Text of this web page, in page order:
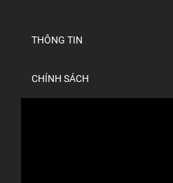
THÔNG TIN
CHÍNH SÁCH